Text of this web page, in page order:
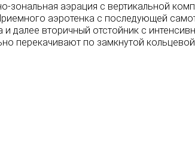
зональная аэрация с вертикальной
аэротенка с последующей
далее вторичный отстойник с
перекачивают по замкнутой